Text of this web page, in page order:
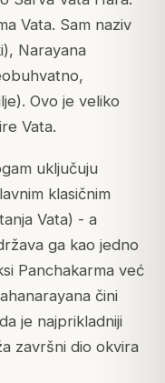
Vata. Sam naziv
Narayana
Ovo je veliko
Vata.
uključuju
klasičnim
Vata) - a
ga kao jedno
Panchakarma već
čini
je najprikladniji
završni dio okvira